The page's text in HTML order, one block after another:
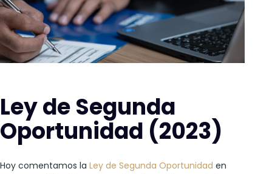
Ley de Segunda
Oportunidad (2023)
Hoy comentamos la Ley de Segunda Oportunidad en